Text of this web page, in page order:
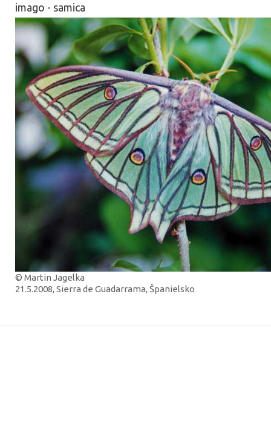
imago - samica
© Martin Jagelka
21.5.2008, Sierra de Guadarrama, Španielsko